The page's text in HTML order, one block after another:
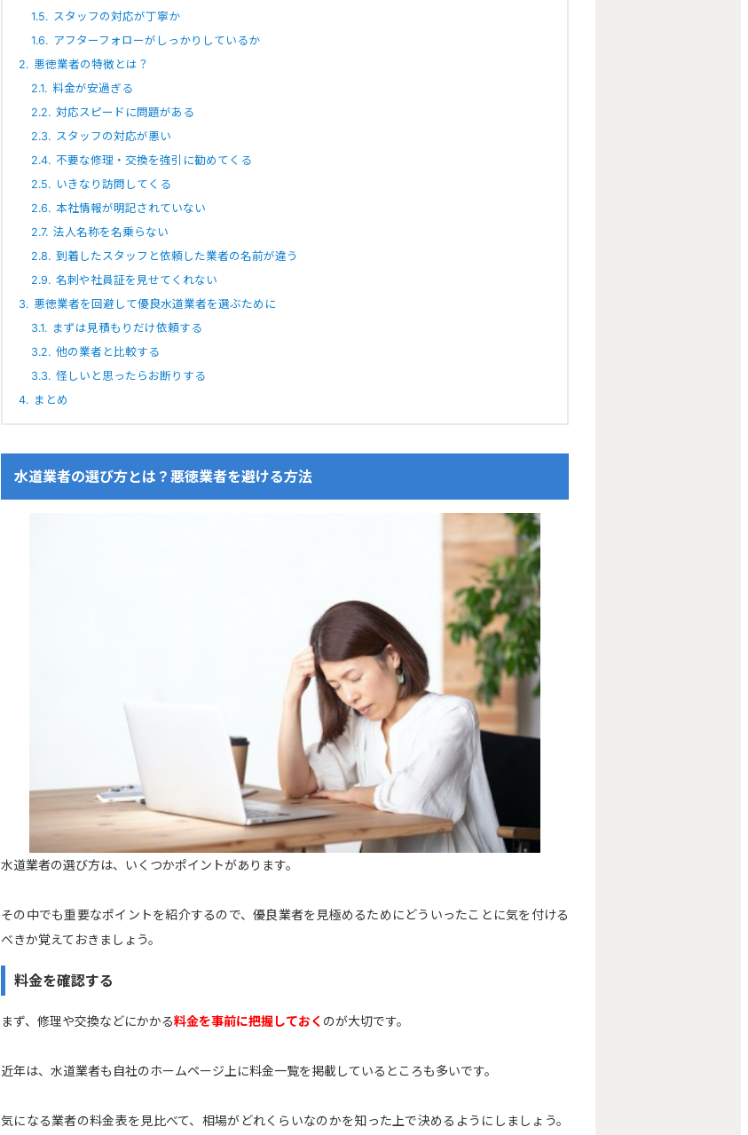
1.5. スタッフの対応が丁寧か
1.6. アフターフォローがしっかりしているか
2. 悪徳業者の特徴とは？
2.1. 料金が安過ぎる
2.2. 対応スピードに問題がある
2.3. スタッフの対応が悪い
2.4. 不要な修理・交換を強引に勧めてくる
2.5. いきなり訪問してくる
2.6. 本社情報が明記されていない
2.7. 法人名称を名乗らない
2.8. 到着したスタッフと依頼した業者の名前が違う
2.9. 名刺や社員証を見せてくれない
3. 悪徳業者を回避して優良水道業者を選ぶために
3.1. まずは見積もりだけ依頼する
3.2. 他の業者と比較する
3.3. 怪しいと思ったらお断りする
4. まとめ
水道業者の選び方とは？悪徳業者を避ける方法
水道業者の選び方は、いくつかポイントがあります。
その中でも重要なポイントを紹介するので、優良業者を見極めるためにどういったことに気を付ける
べきか覚えておきましょう。
料金を確認する
まず、修理や交換などにかかる料金を事前に把握しておく のが大切です。
近年は、水道業者も自社のホームページ上に料金一覧を掲載しているところも多いです。
気になる業者の料金表を見比べて、相場がどれくらいなのかを知った上で決めるようにしましょう。